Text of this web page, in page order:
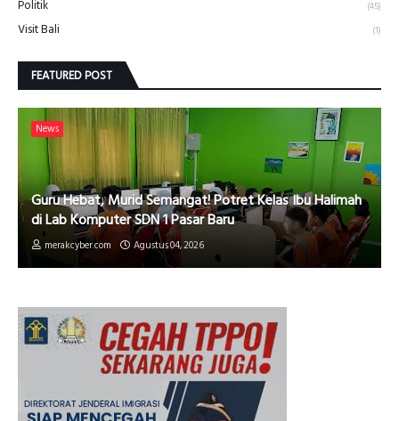
Politik (45)
Visit Bali (1)
FEATURED POST
News
Guru Hebat, Murid Semangat! Potret Kelas Ibu Halimah
di Lab Komputer SDN 1 Pasar Baru
merakcyber.com Agustus 04, 2026